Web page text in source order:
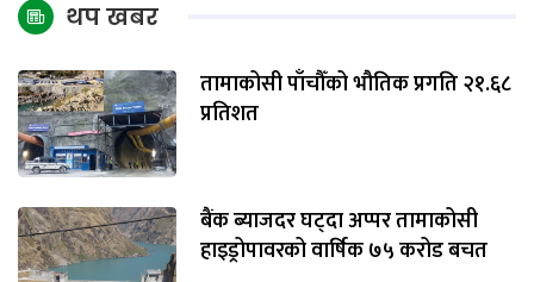
थप खबर
तामाकोसी पाँचौँको भौतिक प्रगति २१.६८
प्रतिशत
बैंक ब्याजदर घट्दा अप्पर तामाकोसी
हाइड्रोपावरको वार्षिक ७५ करोड बचत